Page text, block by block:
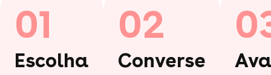
01
Escolha
02
Converse